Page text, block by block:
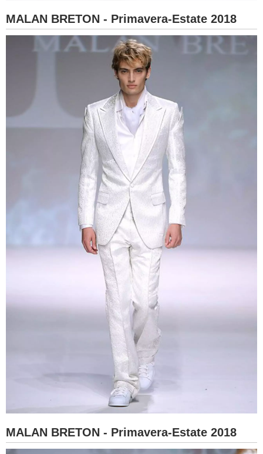
MALAN BRETON - Primavera-Estate 2018
MALAN BRETON - Primavera-Estate 2018